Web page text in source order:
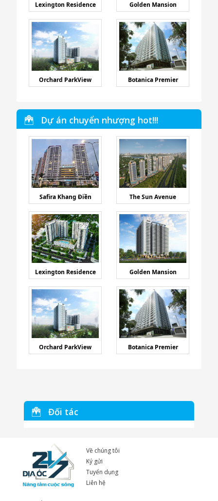
Lexington Residence Golden Mansion
Orchard ParkView Botanica Premier
Dự án chuyển nhượng hot!!!
Safira Khang Điền The Sun Avenue
Lexington Residence Golden Mansion
Orchard ParkView Botanica Premier
Đối tác
Về chúng tôi
Ký gửi
Tuyển dụng
Liên hệ